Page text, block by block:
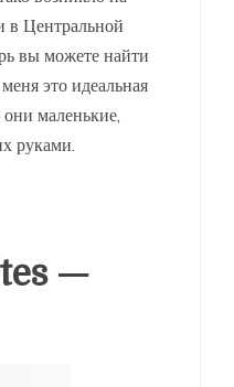
в Центральной
вы можете найти
это идеальная
маленькие,
руками.
—